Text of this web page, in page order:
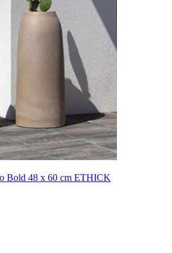
Bold 48 x 60 cm ETHICK